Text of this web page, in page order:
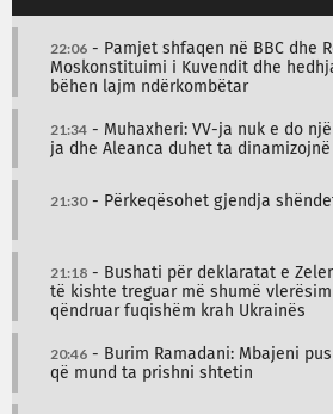
22:06 - Pamjet shfaqen në BBC dhe
Moskonstituimi i Kuvendit dhe
bëhen lajm ndërkombëtar
21:34 - Muhaxheri: VV-ja nuk e do
ja dhe Aleanca duhet ta
21:30- Përkeqësohet gjendja
21:18 - Bushati për deklaratat e
të kishte treguar më shumë vlerësim
qëndruar fuqishëm krah Ukrainës
20:46 - Burim Ramadani: Mbajeni
që mund ta prishni shtetin